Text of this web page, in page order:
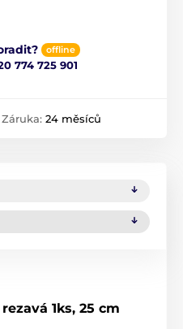
offline
774 725 901
Záruka: 24 měsíců
1ks, 25 cm